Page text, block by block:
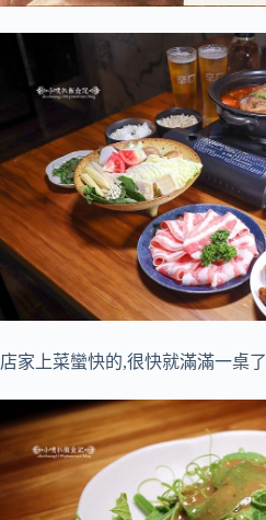
店家上菜蠻快的,很快就滿滿一桌了